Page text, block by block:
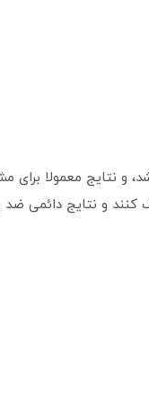
و نتایج معمولا برای
و نتایج دائمی ضد